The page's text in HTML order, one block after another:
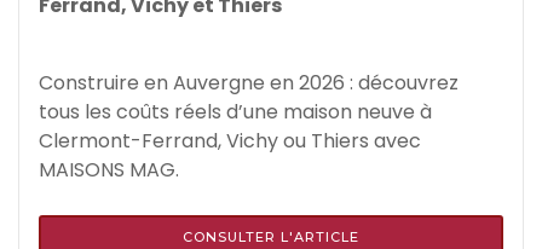
Construire en Auvergne en 2026 : découvrez
tous les coûts réels d’une maison neuve à
Clermont-Ferrand, Vichy ou Thiers avec
MAISONS MAG.
CONSULTER L'ARTICLE